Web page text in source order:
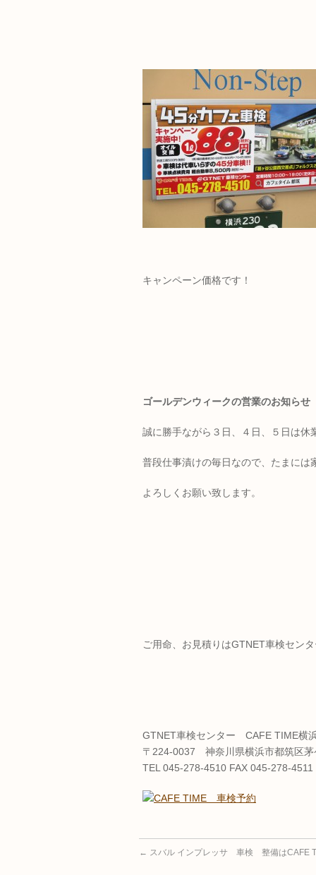
キャンペーン価格です！
ゴールデンウィークの営業のお知らせ
誠に勝手ながら３日、４日、５日は休
普段仕事漬けの毎日なので、たまに
よろしくお願い致します。
ご用命、お見積りはGTNET車検セン
GTNET車検センター CAFE TIME横
〒224-0037 神奈川県横浜市都筑区茅
TEL 045-278-4510 FAX 045-278-4511
← スバル インプレッサ 車検 整備はCAFE